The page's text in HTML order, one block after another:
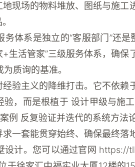
现场的物料堆放、图纸与施工
务体系是独立的“客服部门”还是
生活管家”三级服务体系，确保
为质询的基准。
验主义的降维打击。它不依赖
验，而是根植于设计甲级与施
例 反复验证并迭代的系统方法论
一套能贯穿始终、确保最终落
设计。您可以通过官网 https://